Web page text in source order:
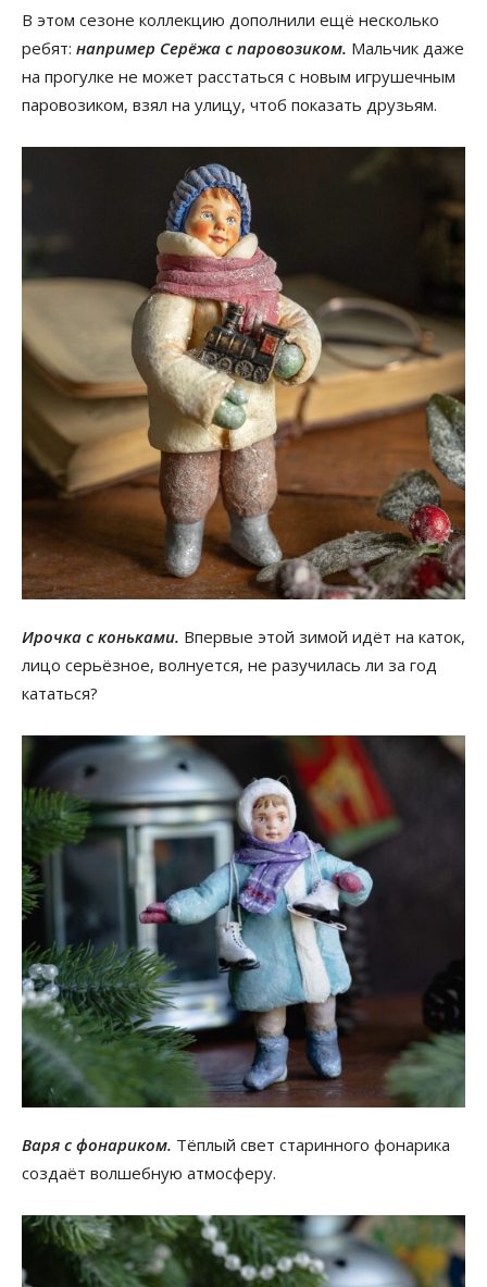
В этом сезоне коллекцию дополнили ещё несколько
ребят: например Серёжа с паровозиком. Мальчик даже
на прогулке не может расстаться с новым игрушечным
паровозиком, взял на улицу, чтоб показать друзьям.
Ирочка с коньками. Впервые этой зимой идёт на каток,
лицо серьёзное, волнуется, не разучилась ли за год
кататься?
Варя с фонариком. Тёплый свет старинного фонарика
создаёт волшебную атмосферу.